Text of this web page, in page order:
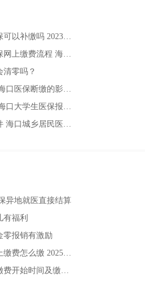
清零吗？
异地就医直接结算
福利
零报销有激励